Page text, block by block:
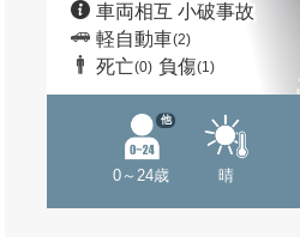
車両相互 小破事故
軽自動車(2)
死亡(0) 負傷(1)
0～24歳
他
晴